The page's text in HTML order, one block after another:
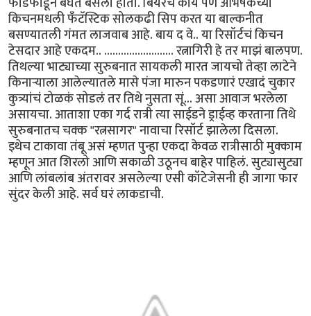
किचनमधली फँटॅस्टिक सोलकढी सिप करत या बाल्कनीत
बसण्यातली गंमत लाजवाब आहे. बाय द वे.. या रिसॉर्टचं किचन
टेसदार आहे एकदम.. ......................... रत्नागिरी हे तर माझं बालपण.
तिथल्या भाट्याच्या सुरुबनात सायकली मारत जायचो तेव्हा लाटेने
किनार्‍याला आलेल्यातले मासे पंजा मारुन पकडणारं एखादं चुकार
कुत्र्यांचं टोळकं सोडलं तर तिथे नुसता सूं... असा आवाज भरलेला
असायचा. आताशा एका गर्द रात्री त्या साईडने ड्राईव्ह करताना तिथे
सुरुबनातच चक्क "रत्नसागर" नावाचा रिसॉर्ट झालेला दिसला.
इथेच टाकावा तंबू असं म्हणत पुन्हा एकदा केवळ रात्रीसाठी मुक्काम
म्हणून आत शिरलो आणि सकाळी उठूनच बाहेर पाहिलं. सुट्यासुट्या
आणि लांबलांब अंतरावर असलेल्या एसी कॉटेजेसनी ही जागा फार
सुंदर केली आहे. सर्व घरं लाकडाची.